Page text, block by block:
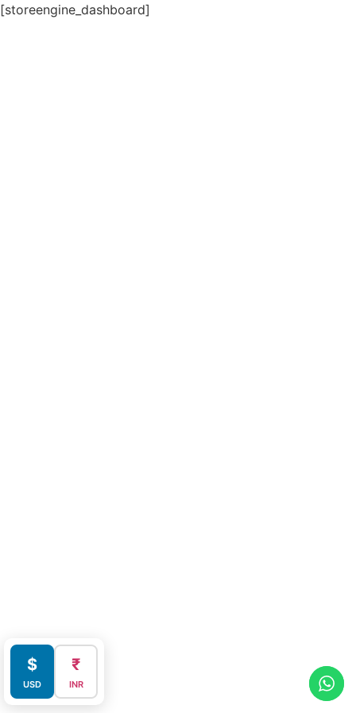
$
USD
₹
INR
[storeengine_dashboard]